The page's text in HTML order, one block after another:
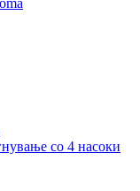
со 4 насоки